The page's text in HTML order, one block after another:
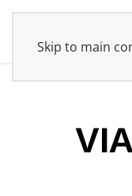
Skip to main